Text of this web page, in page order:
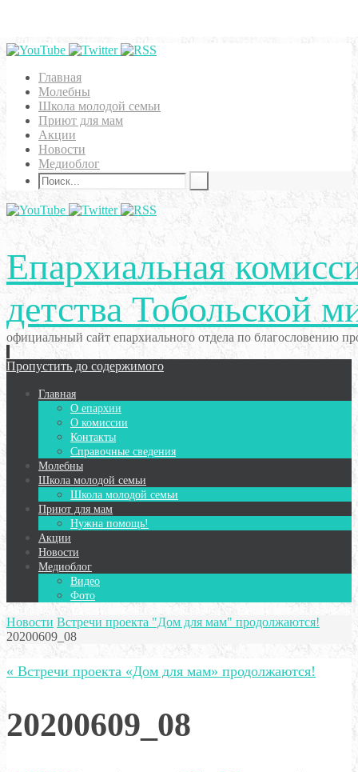
Главная
Молебны
Школа молодой семьи
Приют для мам
Акции
Новости
Медиоблог
Епархиальная
детства Тобольской
официальный сайт епархиального отдела по благословению
Пропустить до содержимого
Главная
О епархии
О комиссии
Контакты
Справочные сведения
Молебны
Школа молодой семьи
Школа молодой семьи
Приют для мам
Нужна помощь!
Акции
Новости
Медиоблог
Видео
Фото
Новости Встречи проекта "Дом для мам" продолжаются!
20200609_08
« Встречи проекта «Дом для мам» продолжаются!
20200609_08